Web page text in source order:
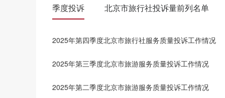
季度投诉 北京市旅行社投诉量前列名单
2025年第四季度北京市旅行社服务质量投诉工作情况
2025年第三季度北京市旅游服务质量投诉工作情况
2025年第二季度北京市旅游服务质量投诉工作情况